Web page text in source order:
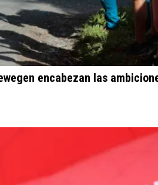
encabezan las